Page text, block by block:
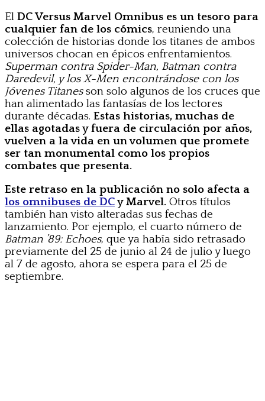
El DC Versus Marvel Omnibus es un tesoro para
cualquier fan de los cómics, reuniendo una
colección de historias donde los titanes de ambos
universos chocan en épicos enfrentamientos.
Superman contra Spider-Man, Batman contra
Daredevil, y los X-Men encontrándose con los
Jóvenes Titanesson solo algunos de los cruces que
han alimentado las fantasías de los lectores
durante décadas. Estas historias, muchas de
ellas agotadas y fuera de circulación por años,
vuelven a la vida en un volumen que promete
ser tan monumental como los propios
combates que presenta.
Este retraso en la publicación no solo afecta a
los omnibuses de DCy Marvel. Otros títulos
también han visto alteradas sus fechas de
lanzamiento. Por ejemplo, el cuarto número de
Batman ’89: Echoes, que ya había sido retrasado
previamente del 25 de junio al 24 de julio y luego
al 7 de agosto, ahora se espera para el 25 de
septiembre.